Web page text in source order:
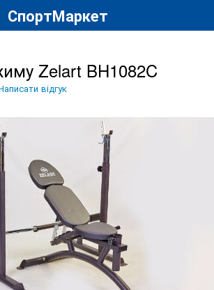
СпортМаркет
Zelart BH1082C
відгук